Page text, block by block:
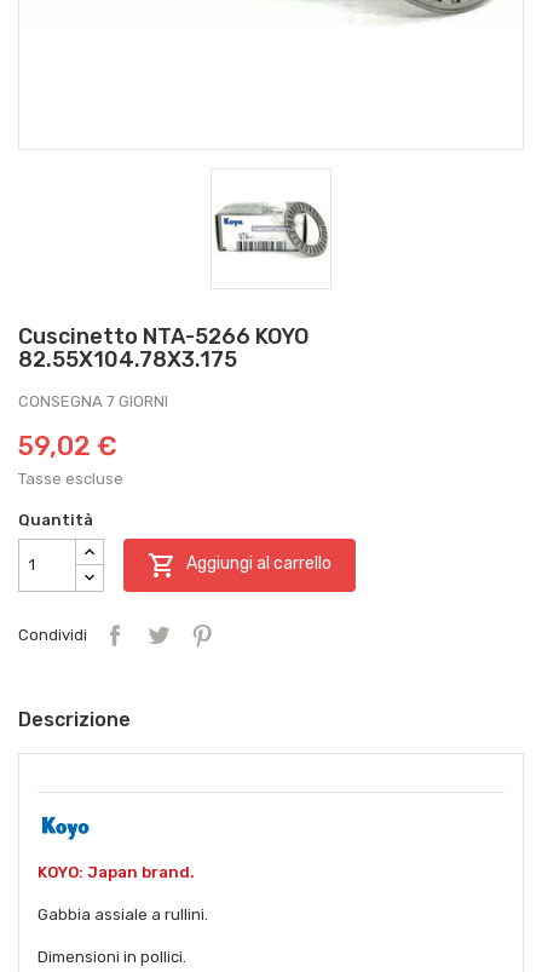
Cuscinetto NTA-5266 KOYO
82.55X104.78X3.175
CONSEGNA 7 GIORNI
59,02 €
Tasse escluse
Quantità
 Aggiungi al carrello
Condividi
Descrizione
KOYO: Japan brand.
Gabbia assiale a rullini.
Dimensioni in pollici.